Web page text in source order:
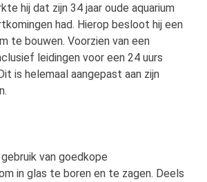
hij dat zijn 34 jaar oude aquarium
had. Hierop besloot hij een
te bouwen. Voorzien van een
leidingen voor een 24 uurs
is helemaal aangepast aan zijn
van goedkope
in glas te boren en te zagen. Deels